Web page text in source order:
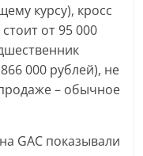
курсу), кросс
от 95 000
000 рублей), не
– обычное
GAC показывали